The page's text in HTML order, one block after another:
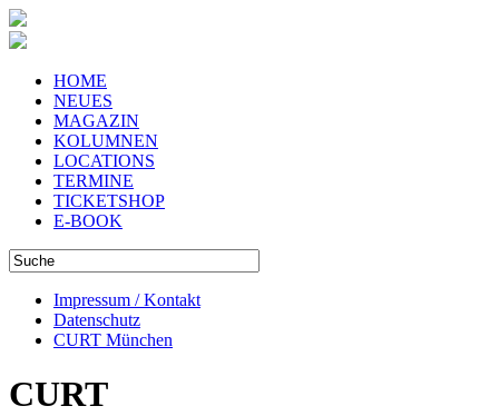
HOME
NEUES
MAGAZIN
KOLUMNEN
LOCATIONS
TERMINE
TICKETSHOP
E-BOOK
Impressum / Kontakt
Datenschutz
CURT München
CURT